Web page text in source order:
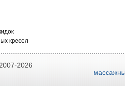
кресел
2026